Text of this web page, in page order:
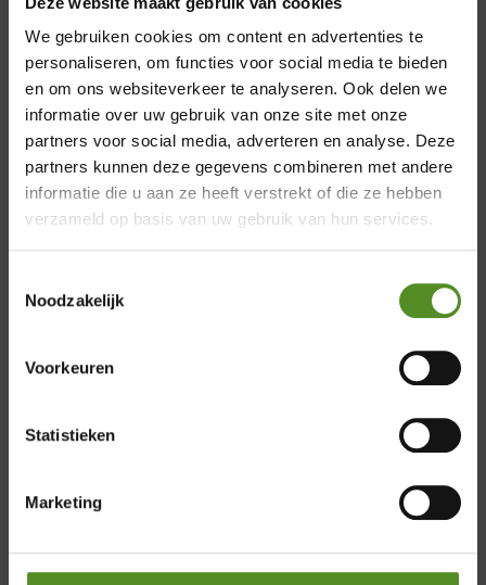
We gebruiken cookies om content en advertenties te
personaliseren, om functies voor social media te bieden
en om ons websiteverkeer te analyseren. Ook delen we
informatie over uw gebruik van onze site met onze
partners voor social media, adverteren en analyse. Deze
partners kunnen deze gegevens combineren met andere
informatie die u aan ze heeft verstrekt of die ze hebben
verzameld op basis van uw gebruik van hun services.
Noodzakelijk
Voorkeuren
Statistieken
Marketing
Een huiselijke uitstraling
Een hoog laag bed hoeft niet de uitstraling van
een traditioneel zorgbed te hebben. Moderne
uitvoeringen combineren elektrische functies
met het comfortabele uiterlijk van een
boxspring.
U kunt kiezen uit verschillende kleuren,
stoffen, hoofdborden en afmetingen. Bekijk
Welke afmeting heeft u
Een eenpersoons hoog laag bed is verkrijgbaar
veelgekozen maat is 90 x 200 centimeter, maar
Houd bij het kiezen van de maat rekening met
vooral belangrijk wanneer een mantelzorger of
Showroom Breda
Vrijdag 12:00 – 17:00
Zondag 12:00 – 17:00
×